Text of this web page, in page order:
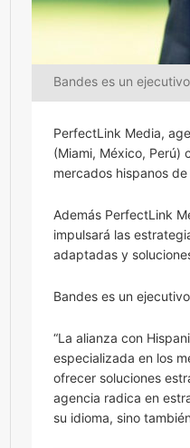
Bandes es un
PerfectLink Media,
(Miami, México, Perú)
mercados hispanos
Además PerfectLink
impulsará las
adaptadas y
Bandes es un
“La alianza con
especializada en los
ofrecer soluciones
agencia radica en
su idioma, sino